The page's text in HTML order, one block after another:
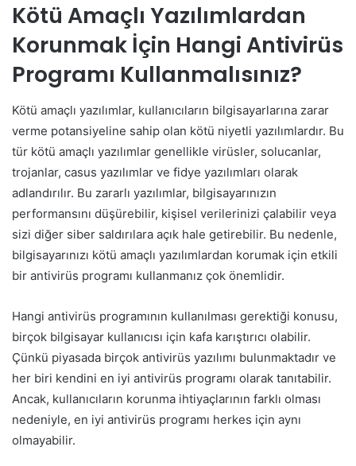
Kötü Amaçlı Yazılımlardan
Korunmak İçin Hangi Antivirüs
Programı Kullanmalısınız?
Kötü amaçlı yazılımlar, kullanıcıların bilgisayarlarına zarar
verme potansiyeline sahip olan kötü niyetli yazılımlardır. Bu
tür kötü amaçlı yazılımlar genellikle virüsler, solucanlar,
trojanlar, casus yazılımlar ve fidye yazılımları olarak
adlandırılır. Bu zararlı yazılımlar, bilgisayarınızın
performansını düşürebilir, kişisel verilerinizi çalabilir veya
sizi diğer siber saldırılara açık hale getirebilir. Bu nedenle,
bilgisayarınızı kötü amaçlı yazılımlardan korumak için etkili
bir antivirüs programı kullanmanız çok önemlidir.
Hangi antivirüs programının kullanılması gerektiği konusu,
birçok bilgisayar kullanıcısı için kafa karıştırıcı olabilir.
Çünkü piyasada birçok antivirüs yazılımı bulunmaktadır ve
her biri kendini en iyi antivirüs programı olarak tanıtabilir.
Ancak, kullanıcıların korunma ihtiyaçlarının farklı olması
nedeniyle, en iyi antivirüs programı herkes için aynı
olmayabilir.